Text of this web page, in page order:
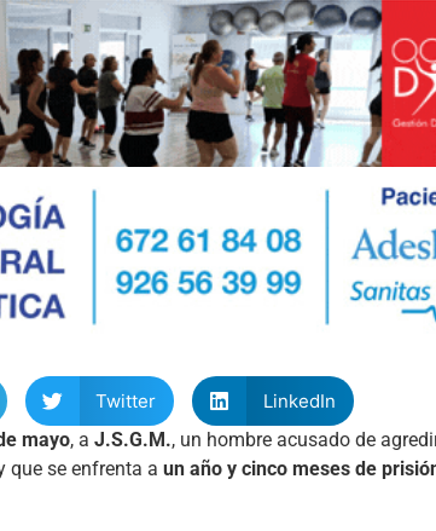
Twitter
LinkedIn
mayo, a J.S.G. M., un hombre acusado de
que se enfrenta a un año y cinco meses de